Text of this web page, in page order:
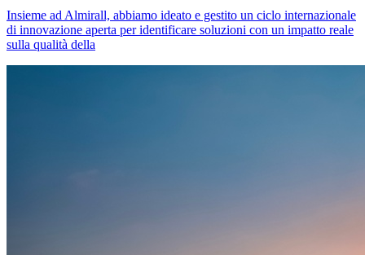
Insieme ad Almirall, abbiamo ideato e gestito un ciclo internazionale
di innovazione aperta per identificare soluzioni con un impatto reale
sulla qualità della